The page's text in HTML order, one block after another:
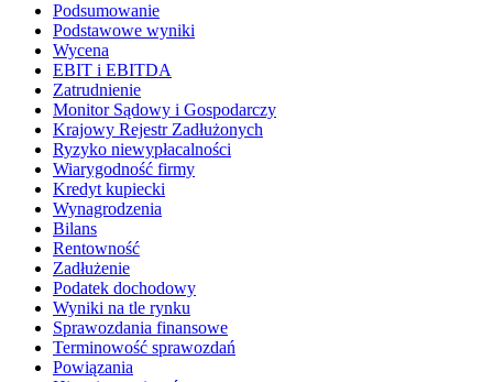
Podsumowanie
Podstawowe wyniki
Wycena
EBIT i EBITDA
Zatrudnienie
Monitor Sądowy i Gospodarczy
Krajowy Rejestr Zadłużonych
Ryzyko niewypłacalności
Wiarygodność firmy
Kredyt kupiecki
Wynagrodzenia
Bilans
Rentowność
Zadłużenie
Podatek dochodowy
Wyniki na tle rynku
Sprawozdania finansowe
Terminowość sprawozdań
Powiązania